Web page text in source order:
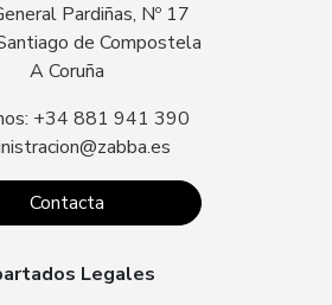
Pardiñas, Nº 17
de Compostela
A Coruña
+34 881 941 390
Contacta
Legales